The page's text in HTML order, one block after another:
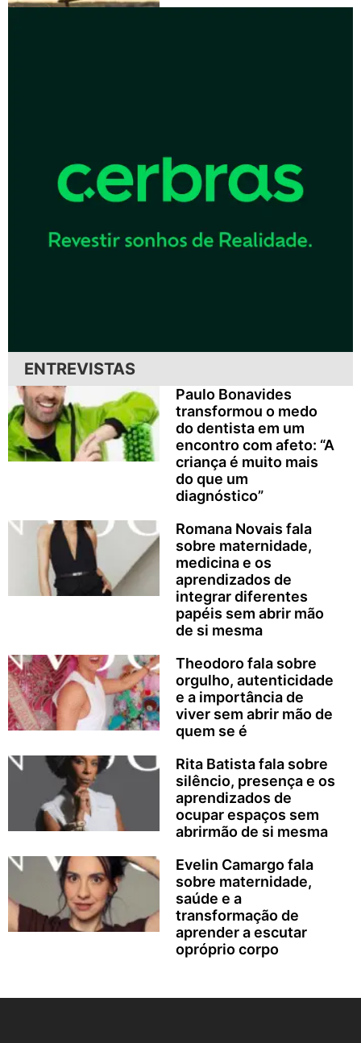
ENTREVISTAS
Paulo Bonavides
transformou o medo
do dentista em um
encontro com afeto: “A
criança é muito mais
do que um
diagnóstico”
Romana Novais fala
sobre maternidade,
medicina e os
aprendizados de
integrar diferentes
papéis sem abrir mão
de si mesma
Theodoro fala sobre
orgulho, autenticidade
e a importância de
viver sem abrir mão de
quem se é
Rita Batista fala sobre
silêncio, presença e os
aprendizados de
ocupar espaços sem
abrirmão de si mesma
Evelin Camargo fala
sobre maternidade,
saúde e a
transformação de
aprender a escutar
opróprio corpo